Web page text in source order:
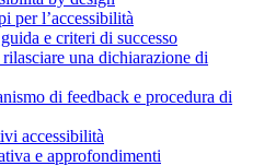
per l’accessibilità
e criteri di successo
una dichiarazione di
di feedback e procedura di
accessibilità
e approfondimenti